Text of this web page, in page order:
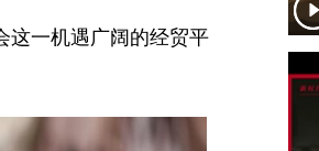
一机遇广阔的经贸平